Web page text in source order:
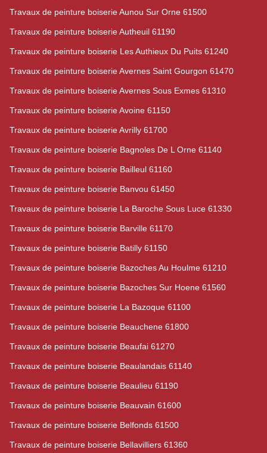
Travaux de peinture boiserie Aunou Sur Orne 61500
Travaux de peinture boiserie Autheuil 61190
Travaux de peinture boiserie Les Authieux Du Puits 61240
Travaux de peinture boiserie Avernes Saint Gourgon 61470
Travaux de peinture boiserie Avernes Sous Exmes 61310
Travaux de peinture boiserie Avoine 61150
Travaux de peinture boiserie Avrilly 61700
Travaux de peinture boiserie Bagnoles De L Orne 61140
Travaux de peinture boiserie Bailleul 61160
Travaux de peinture boiserie Banvou 61450
Travaux de peinture boiserie La Baroche Sous Luce 61330
Travaux de peinture boiserie Barville 61170
Travaux de peinture boiserie Batilly 61150
Travaux de peinture boiserie Bazoches Au Houlme 61210
Travaux de peinture boiserie Bazoches Sur Hoene 61560
Travaux de peinture boiserie La Bazoque 61100
Travaux de peinture boiserie Beauchene 61800
Travaux de peinture boiserie Beaufai 61270
Travaux de peinture boiserie Beaulandais 61140
Travaux de peinture boiserie Beaulieu 61190
Travaux de peinture boiserie Beauvain 61600
Travaux de peinture boiserie Belfonds 61500
Travaux de peinture boiserie Bellavilliers 61360